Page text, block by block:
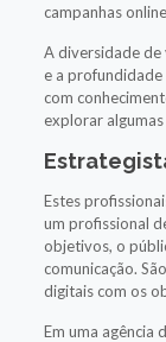
campanhas
A diversidade
e a
com
explorar
Estes
um profissional
objetivos, o
comunicação.
digitais com os
Em uma agência